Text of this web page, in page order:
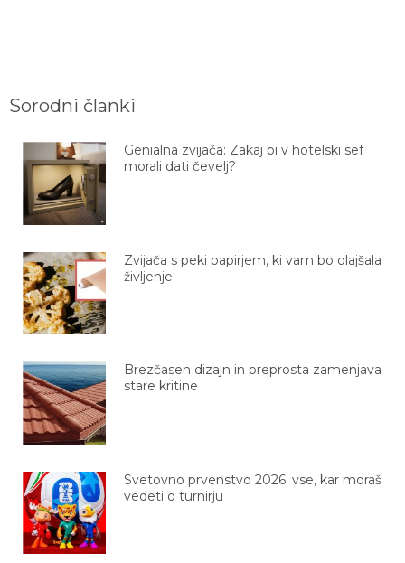
Sorodni članki
Genialna zvijača: Zakaj bi v hotelski sef
morali dati čevelj?
Zvijača s peki papirjem, ki vam bo olajšala
življenje
Brezčasen dizajn in preprosta zamenjava
stare kritine
Svetovno prvenstvo 2026: vse, kar moraš
vedeti o turnirju